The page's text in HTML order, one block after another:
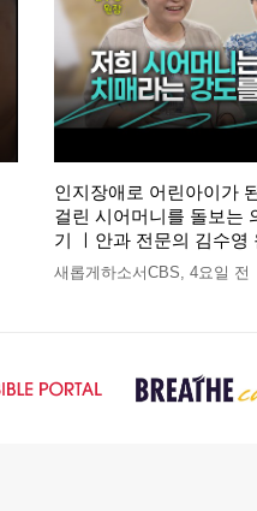
인지장애로 어린아이가
걸린 시어머니를 돌보는
기 ㅣ안과 전문의 김수영
새롭게하소서CBS 4요일 전